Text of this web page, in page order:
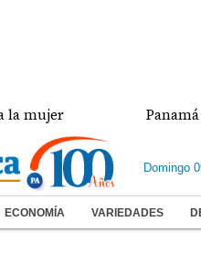
Panamá amplía
Domingo
ECONOMÍA VARIEDADES